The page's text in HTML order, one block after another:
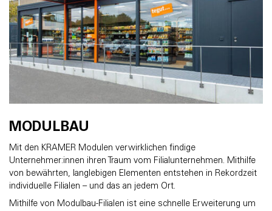
MODULBAU
Mit den KRAMER Modulen verwirklichen findige
Unternehmer:innen ihren Traum vom Filialunternehmen. Mithilfe
von bewährten, langlebigen Elementen entstehen in Rekordzeit
individuelle Filialen – und das an jedem Ort.
Mithilfe von Modulbau-Filialen ist eine schnelle Erweiterung um